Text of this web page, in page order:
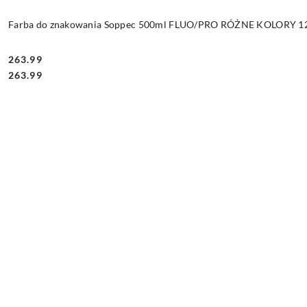
Farba do znakowania Soppec 500ml FLUO/PRO RÓŻNE KOLORY
Cena:
263.99
Cena:
263.99